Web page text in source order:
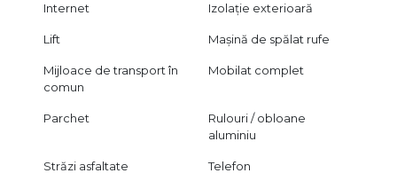
Internet Izolație exterioară
Lift Mașină de spălat rufe
Mijloace de transport în
comun
Mobilat complet
Parchet
Rulouri / obloane
aluminiu
Străzi asfaltate Telefon